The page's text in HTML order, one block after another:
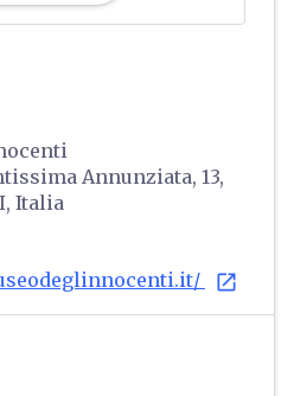
Annunziata, 13,
Italia
open_in_new